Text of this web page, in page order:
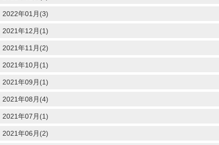
2022年01月(3)
2021年12月(1)
2021年11月(2)
2021年10月(1)
2021年09月(1)
2021年08月(4)
2021年07月(1)
2021年06月(2)